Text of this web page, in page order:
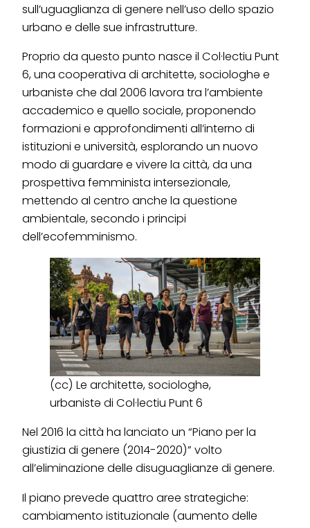
sull’uguaglianza di genere nell’uso dello spazio
urbano e delle sue infrastrutture.
Proprio da questo punto nasce il Col·lectiu Punt
6, una cooperativa di architettə, sociologhə e
urbanistə che dal 2006 lavora tra l’ambiente
accademico e quello sociale, proponendo
formazioni e approfondimenti all’interno di
istituzioni e università, esplorando un nuovo
modo di guardare e vivere la città, da una
prospettiva femminista intersezionale,
mettendo al centro anche la questione
ambientale, secondo i principi
dell’ecofemminismo.
(cc) Le architettə, sociologhə,
urbanistə di Col·lectiu Punt 6
Nel 2016 la città ha lanciato un “Piano per la
giustizia di genere (2014-2020)” volto
all’eliminazione delle disuguaglianze di genere.
Il piano prevede quattro aree strategiche:
cambiamento istituzionale (aumento delle